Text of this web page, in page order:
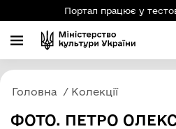
Портал працює у
Головна Колекції
ФОТО. ПЕТРО